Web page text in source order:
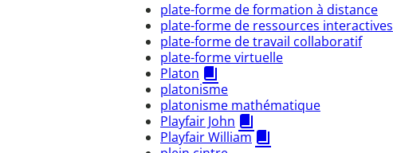
plate-forme de formation à distance
plate-forme de ressources interactives
plate-forme de travail collaboratif
plate-forme virtuelle
Platon
platonisme
platonisme mathématique
Playfair John
Playfair William